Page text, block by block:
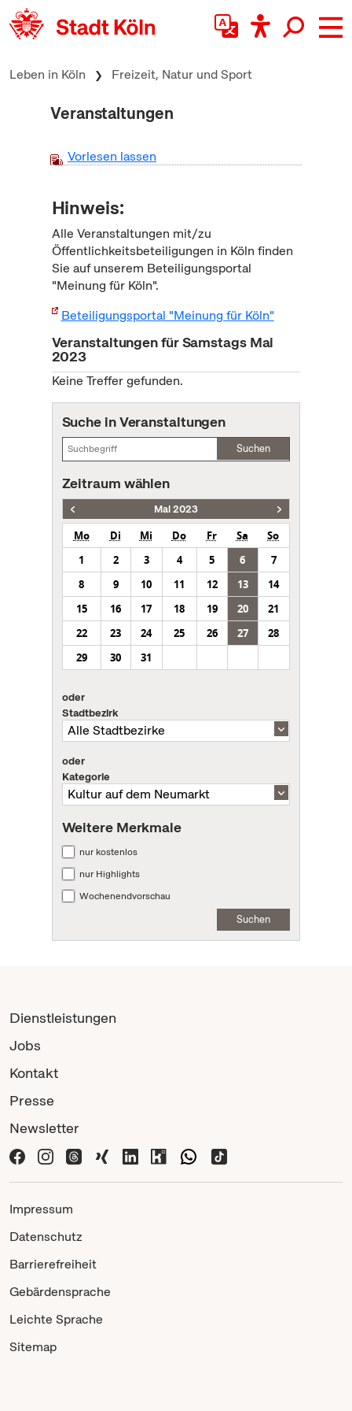
zum Inhalt springen
Leben in Köln Freizeit, Natur und Sport
Veranstaltungen
Vorlesen lassen
Hinweis:
Alle Veranstaltungen mit/zu
Öffentlichkeitsbeteiligungen in Köln finden
Sie auf unserem Beteiligungsportal
"Meinung für Köln".
Beteiligungsportal "Meinung für Köln"
Veranstaltungen für Samstags Mai
2023
Keine Treffer gefunden.
Suche in Veranstaltungen
Suchen
Zeitraum wählen
Mai 2023
Mo Di Mi Do Fr Sa
So
1
2 3 4 5 6
7
8
9 10 11 12 13
14
15
16 17 18 19 20
21
22
23 24 25 26 27
28
29
30 31
oder
Stadtbezirk
oder
Kategorie
Weitere Merkmale
nur kostenlos
nur Highlights
Wochenendvorschau
Suchen
Dienstleistungen
Jobs
Kontakt
Presse
Newsletter
Impressum
Datenschutz
Barrierefreiheit
Gebärdensprache
Leichte Sprache
Sitemap